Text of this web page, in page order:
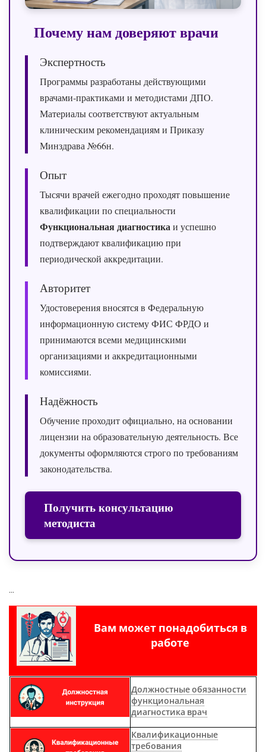
Почему нам доверяют врачи
Экспертность
Программы разработаны действующими
врачами‑практиками и методистами ДПО.
Материалы соответствуют актуальным
клиническим рекомендациям и Приказу
Минздрава №66н.
Опыт
Тысячи врачей ежегодно проходят повышение
квалификации по специальности
Функциональная диагностикаи успешно
подтверждают квалификацию при
периодической аккредитации.
Авторитет
Удостоверения вносятся в Федеральную
информационную систему ФИС ФРДО и
принимаются всеми медицинскими
организациями и аккредитационными
комиссиями.
Надёжность
Обучение проходит официально, на основании
лицензии на образовательную деятельность. Все
документы оформляются строго по требованиям
законодательства.
Получить консультацию
методиста
...
Вам может понадобиться в
работе
Должностные обязанности
функциональная
диагностика врач
Квалификационные
требования